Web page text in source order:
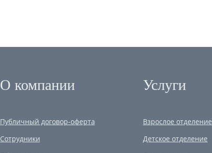
О компании
Публичный договор-оферта
Сотрудники
Услуги
Взрослое отделение
Детское отделение